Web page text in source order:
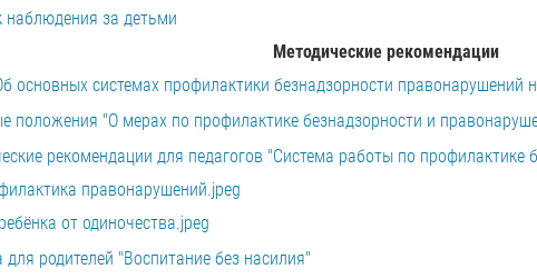
наблюдения за детьми
Методические рекомендации
основных системах профилактики безнадзорности правонарушений
положения "О мерах по профилактике безнадзорности и
рекомендации для педагогов "Система работы по профилактике
правонарушений.jpeg
от одиночества.jpeg
родителей "Воспитание без насилия"